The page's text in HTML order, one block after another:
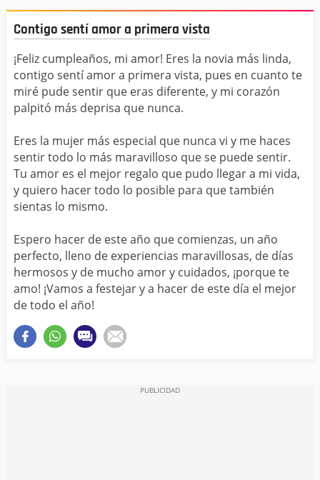
Contigo sentí amor a primera vista
¡Feliz cumpleaños, mi amor! Eres la novia más linda,
contigo sentí amor a primera vista, pues en cuanto te
miré pude sentir que eras diferente, y mi corazón
palpitó más deprisa que nunca.
Eres la mujer más especial que nunca vi y me haces
sentir todo lo más maravilloso que se puede sentir.
Tu amor es el mejor regalo que pudo llegar a mi vida,
y quiero hacer todo lo posible para que también
sientas lo mismo.
Espero hacer de este año que comienzas, un año
perfecto, lleno de experiencias maravillosas, de días
hermosos y de mucho amor y cuidados, ¡porque te
amo! ¡Vamos a festejar y a hacer de este día el mejor
de todo el año!